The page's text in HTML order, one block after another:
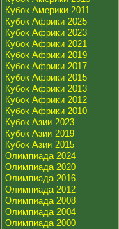
Кубок Америки 2011
Кубок Африки 2025
Кубок Африки 2023
Кубок Африки 2021
Кубок Африки 2019
Кубок Африки 2017
Кубок Африки 2015
Кубок Африки 2013
Кубок Африки 2012
Кубок Африки 2010
Кубок Азии 2023
Кубок Азии 2019
Кубок Азии 2015
Олимпиада 2024
Олимпиада 2020
Олимпиада 2016
Олимпиада 2012
Олимпиада 2008
Олимпиада 2004
Олимпиада 2000